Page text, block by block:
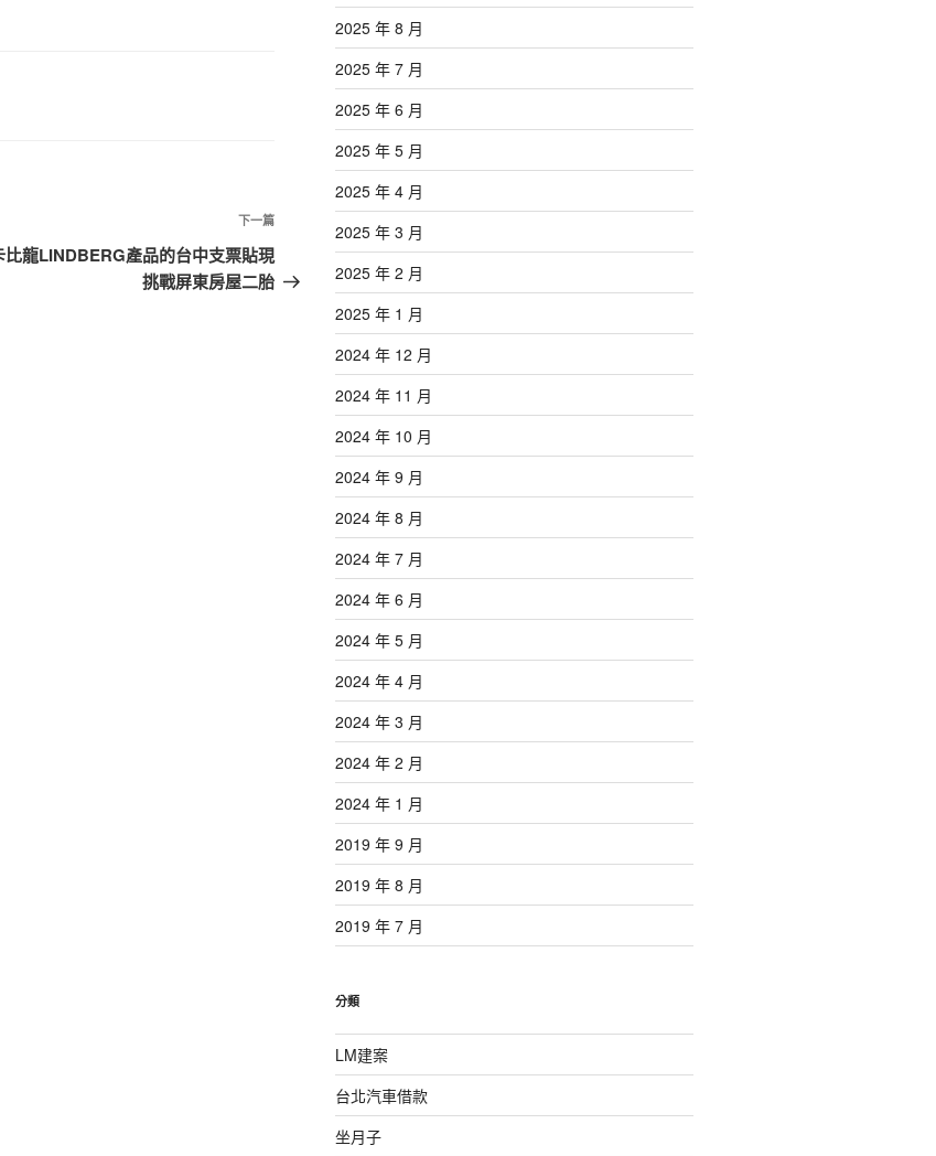
下
一
篇
下一篇
比龍LINDBERG產品的台中支票貼現
挑戰屏東房屋二胎
2025 年 8 月
2025 年 7 月
2025 年 6 月
2025 年 5 月
2025 年 4 月
2025 年 3 月
2025 年 2 月
2025 年 1 月
2024 年 12 月
2024 年 11 月
2024 年 10 月
2024 年 9 月
2024 年 8 月
2024 年 7 月
2024 年 6 月
2024 年 5 月
2024 年 4 月
2024 年 3 月
2024 年 2 月
2024 年 1 月
2019 年 9 月
2019 年 8 月
2019 年 7 月
分類
LM建案
台北汽車借款
坐月子